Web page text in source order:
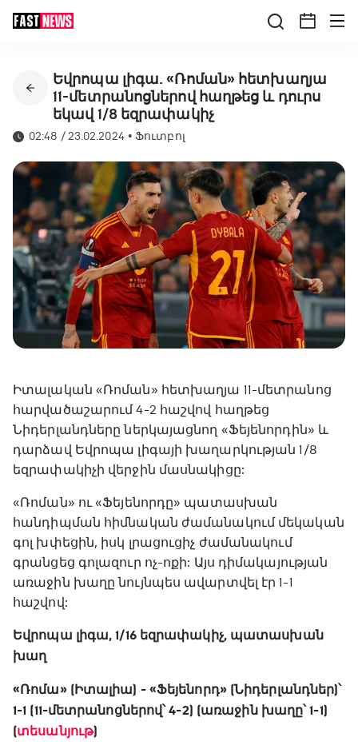
Եվրոպա լիգա. «Ռոման» հետխաղյա
11-մետրանոցներով հաղթեց և դուրս
եկավ 1/8 եզրափակիչ
02:48 / 23.02.2024 •Ֆուտբոլ
Իտալական «Ռոման» հետխաղյա 11-մետրանոց
հարվածաշարում 4-2 հաշվով հաղթեց
Նիդերլանդները ներկայացնող «Ֆեյենորդին» և
դարձավ Եվրոպա լիգայի խաղարկության 1/8
եզրափակիչի վերջին մասնակիցը:
«Ռոման» ու «Ֆեյենորդը» պատասխան
հանդիպման հիմնական ժամանակում մեկական
գոլ խփեցին, իսկ լրացուցիչ ժամանակում
գրանցեց գոլազուր ոչ-ոքի: Այս դիմակայության
առաջին խաղը նույնպես ավարտվել էր 1-1
հաշվով:
Եվրոպա լիգա, 1/16 եզրափակիչ, պատասխան
խաղ
«Ռոմա» (Իտալիա) - «Ֆեյենորդ» (Նիդերլանդներ)՝
1-1 (11-մետրանոցներով՝ 4-2 ) (առաջին խաղը՝ 1-1)
(տեսանյութ)